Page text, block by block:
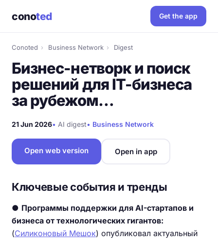
conoted Get the app
Conoted › Business Network › Digest
Бизнес-нетворк и поиск
решений для IT-бизнеса
за рубежом…
21 Jun 2026• AI digest• Business Network
Open web version Open in app
Ключевые события и тренды
● Программы поддержки для AI-стартапов и
бизнеса от технологических гигантов:
(Силиконовый Мешок) опубликовал актуальный